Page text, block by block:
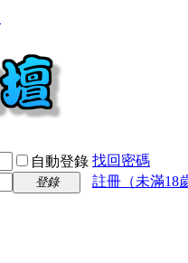
自動登錄 找回密碼
登錄
註冊（未滿18